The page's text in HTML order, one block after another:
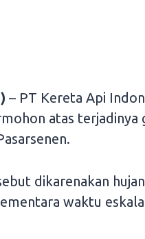
– PT Kereta Api
atas terjadinya
dikarenakan
waktu